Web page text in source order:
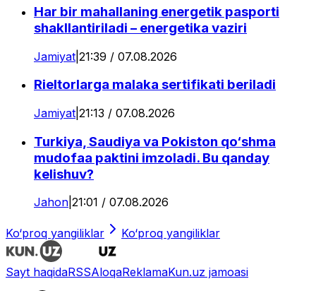
Har bir mahallaning energetik pasporti
shakllantiriladi – energetika vaziri
Jamiyat 21:39 / 07.08.2026
Rieltorlarga malaka sertifikati beriladi
Jamiyat 21:13 / 07.08.2026
Turkiya, Saudiya va Pokiston qo‘shma
mudofaa paktini imzoladi. Bu qanday
kelishuv?
Jahon 21:01 / 07.08.2026
Ko‘proq yangiliklar Ko‘proq yangiliklar
Sayt haqidaRSSAloqaReklamaKun.uz jamoasi